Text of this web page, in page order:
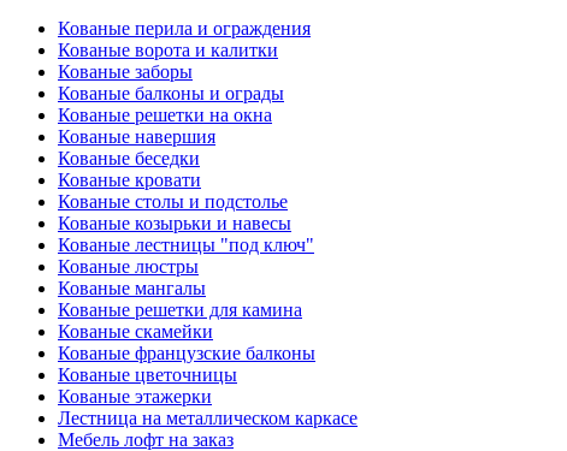
Кованые перила и ограждения
Кованые ворота и калитки
Кованые заборы
Кованые балконы и ограды
Кованые решетки на окна
Кованые навершия
Кованые беседки
Кованые кровати
Кованые столы и подстолье
Кованые козырьки и навесы
Кованые лестницы "под ключ"
Кованые люстры
Кованые мангалы
Кованые решетки для камина
Кованые скамейки
Кованые французские балконы
Кованые цветочницы
Кованые этажерки
Лестница на металлическом каркасе
Мебель лофт на заказ